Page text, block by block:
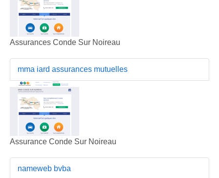
Assurances Conde Sur Noireau
mma iard assurances mutuelles
Assurance Conde Sur Noireau
nameweb bvba